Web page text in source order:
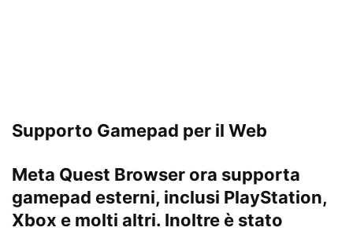
Supporto Gamepad per il Web
Meta Quest Browser ora supporta
gamepad esterni, inclusi PlayStation,
Xbox e molti altri. Inoltre è stato